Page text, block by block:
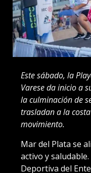
Este sábado, la
Varese da inicio a
la culminación de
trasladan a la
movimiento.
Mar del Plata se
activo y
Deportiva del